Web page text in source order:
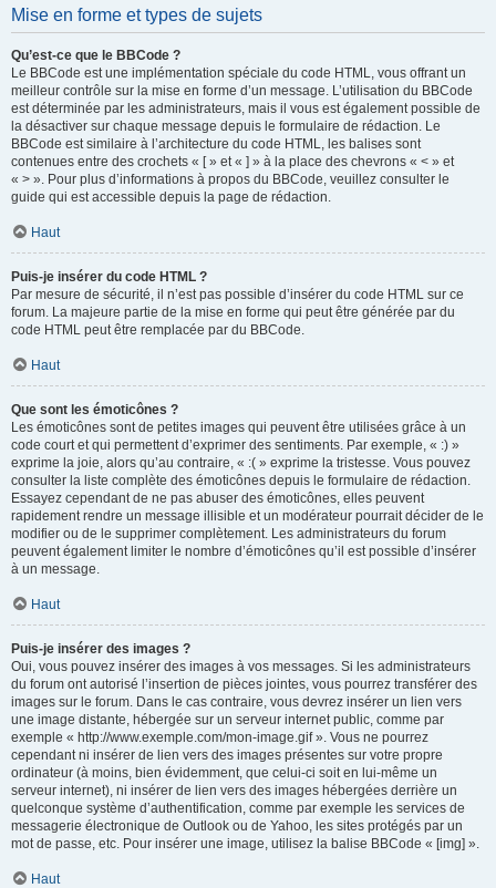
Mise en forme et types de sujets
Qu’est-ce que le BBCode ?
Le BBCode est une implémentation spéciale du code HTML, vous offrant un
meilleur contrôle sur la mise en forme d’un message. L’utilisation du BBCode
est déterminée par les administrateurs, mais il vous est également possible de
la désactiver sur chaque message depuis le formulaire de rédaction. Le
BBCode est similaire à l’architecture du code HTML, les balises sont
contenues entre des crochets « [ » et « ] » à la place des chevrons « < » et
« > ». Pour plus d’informations à propos du BBCode, veuillez consulter le
guide qui est accessible depuis la page de rédaction.
Haut
Puis-je insérer du code HTML ?
Par mesure de sécurité, il n’est pas possible d’insérer du code HTML sur ce
forum. La majeure partie de la mise en forme qui peut être générée par du
code HTML peut être remplacée par du BBCode.
Haut
Que sont les émoticônes ?
Les émoticônes sont de petites images qui peuvent être utilisées grâce à un
code court et qui permettent d’exprimer des sentiments. Par exemple, « :) »
exprime la joie, alors qu’au contraire, « :( » exprime la tristesse. Vous pouvez
consulter la liste complète des émoticônes depuis le formulaire de rédaction.
Essayez cependant de ne pas abuser des émoticônes, elles peuvent
rapidement rendre un message illisible et un modérateur pourrait décider de le
modifier ou de le supprimer complètement. Les administrateurs du forum
peuvent également limiter le nombre d’émoticônes qu’il est possible d’insérer
à un message.
Haut
Puis-je insérer des images ?
Oui, vous pouvez insérer des images à vos messages. Si les administrateurs
du forum ont autorisé l’insertion de pièces jointes, vous pourrez transférer des
images sur le forum. Dans le cas contraire, vous devrez insérer un lien vers
une image distante, hébergée sur un serveur internet public, comme par
exemple « http://www.exemple.com/mon-image.gif ». Vous ne pourrez
cependant ni insérer de lien vers des images présentes sur votre propre
ordinateur (à moins, bien évidemment, que celui-ci soit en lui-même un
serveur internet), ni insérer de lien vers des images hébergées derrière un
quelconque système d’authentification, comme par exemple les services de
messagerie électronique de Outlook ou de Yahoo, les sites protégés par un
mot de passe, etc. Pour insérer une image, utilisez la balise BBCode « [img] ».
Haut